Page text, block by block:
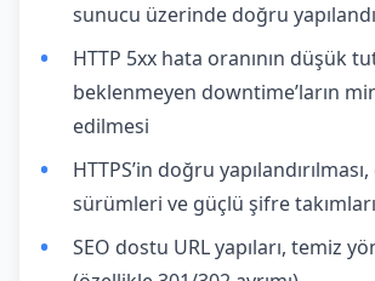
sunucu üzerinde doğru
HTTP 5xx hata oranının düşük
beklenmeyen downtime’ların
edilmesi
HTTPS’in doğru
sürümleri ve güçlü şifre takımları
SEO dostu URL yapıları, temiz